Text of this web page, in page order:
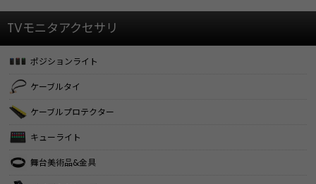
TVモニタアクセサリ
ポジションライト
ケーブルタイ
ケーブルプロテクター
キューライト
舞台美術品&金具